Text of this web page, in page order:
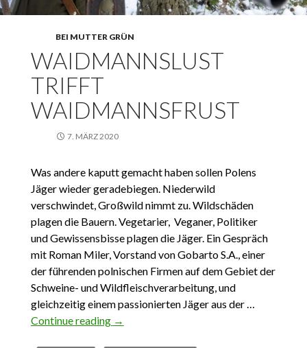
BEI MUTTER GRÜN
WAIDMANNSLUST
TRIFFT
WAIDMANNSFRUST
7. MÄRZ 2020
Was andere kaputt gemacht haben sollen Polens
Jäger wieder geradebiegen. Niederwild
verschwindet, Großwild nimmt zu. Wildschäden
plagen die Bauern. Vegetarier, Veganer, Politiker
und Gewissensbisse plagen die Jäger. Ein Gespräch
mit Roman Miler, Vorstand von Gobarto S.A., einer
der führenden polnischen Firmen auf dem Gebiet der
Schweine- und Wildfleischverarbeitung, und
gleichzeitig einem passionierten Jäger aus der …
Continue reading Waidmannslust trifft Waidmannsfrust
→